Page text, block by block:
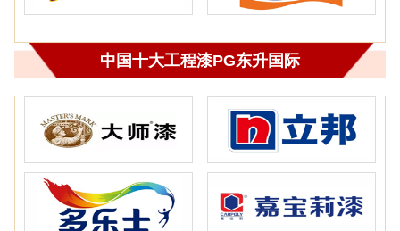
中国十大工程漆PG东升国际